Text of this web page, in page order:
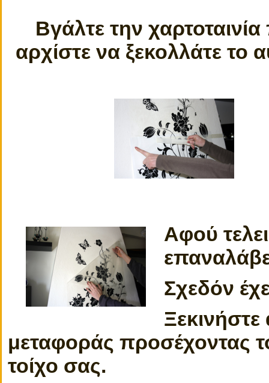
Βγάλτε την
αρχίστε να ξεκολλάτε
Αφού
Σχεδόν
Ξεκινήστε
μεταφοράς προσέχοντας
τοίχο σας.